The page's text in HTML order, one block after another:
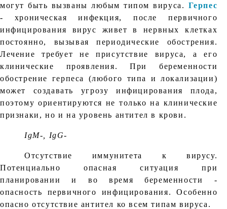
могут быть вызваны любым типом вируса. Герпес
- хроническая инфекция, после первичного
инфицирования вирус живет в нервных клетках
постоянно, вызывая периодические обострения.
Лечение требует не присутствие вируса, а его
клинические проявления. При беременности
обострение герпеса (любого типа и локализации)
может создавать угрозу инфицирования плода,
поэтому ориентируются не только на клинические
признаки, но и на уровень антител в крови.
IgM-, IgG-
Отсутствие иммунитета к вирусу.
Потенциально опасная ситуация при
планировании и во время беременности -
опасность первичного инфицирования. Особенно
опасно отсутствие антител ко всем типам вируса.